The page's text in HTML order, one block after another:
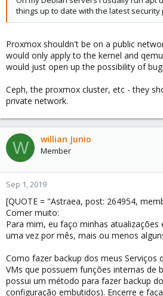
things up to date with the latest security
Proxmox shouldn't be on a public
would only apply to the kernel and
would just open up the possibility of
Ceph, the proxmox cluster, etc - they
private network.
W willian Junio
Member
Sep 1, 2019
[QUOTE = "Astraea, post: 264954,
Comer muito:
Para mim, eu faço minhas
uma vez por mês, mais ou menos
Como fazer backup dos meus Serviços
VMs que possuem funções internas de
possui um método para fazer backup
configuração embutidos). Encerre e